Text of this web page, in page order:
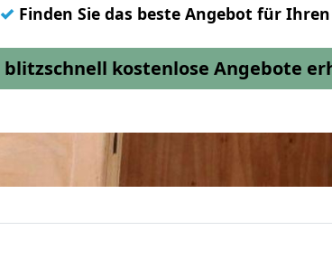
✓ Finden Sie das beste Angebot für
blitzschnell kostenlose Angebote